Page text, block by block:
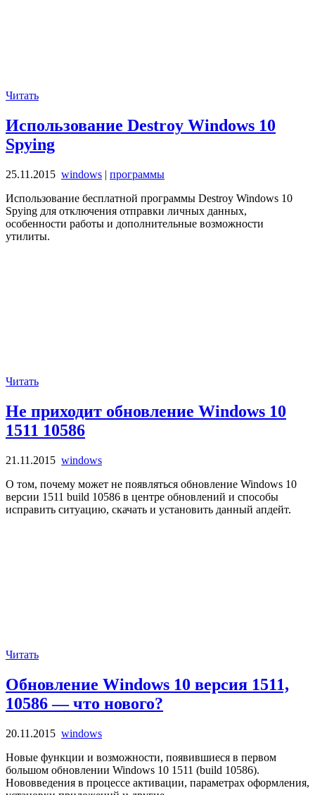
Читать
Использование Destroy Windows 10
Spying
25.11.2015 windows | программы
Использование бесплатной программы Destroy Windows 10
Spying для отключения отправки личных данных,
особенности работы и дополнительные возможности
утилиты.
Читать
Не приходит обновление Windows 10
1511 10586
21.11.2015 windows
О том, почему может не появляться обновление Windows 10
версии 1511 build 10586 в центре обновлений и способы
исправить ситуацию, скачать и установить данный апдейт.
Читать
Обновление Windows 10 версия 1511,
10586 — что нового?
20.11.2015 windows
Новые функции и возможности, появившиеся в первом
большом обновлении Windows 10 1511 (build 10586).
Нововведения в процессе активации, параметрах оформления,